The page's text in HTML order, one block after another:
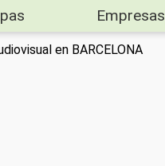
Empresas
en BARCELONA